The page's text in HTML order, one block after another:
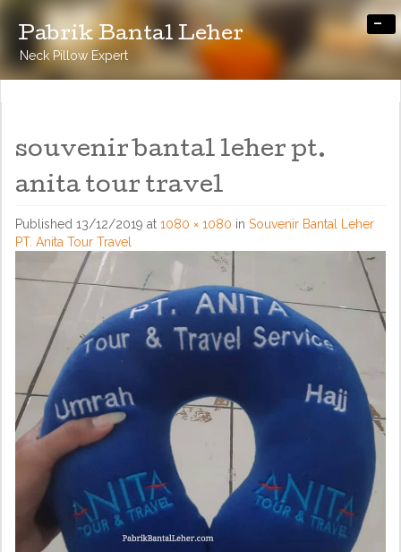
Pabrik Bantal Leher
Neck Pillow Expert
-
souvenir bantal leher pt.
anita tour travel
Published 13/12/2019 at 1080 × 1080 in Souvenir Bantal Leher
PT. Anita Tour Travel